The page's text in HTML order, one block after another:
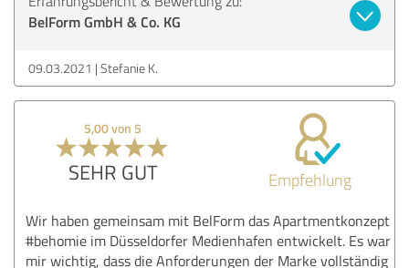
BelForm GmbH & Co. KG
09.03.2021 Stefanie K.
5,00 von 5
SEHR GUT Empfehlung
Wir haben gemeinsam mit BelForm das Apartmentkonzept
#behomie im Düsseldorfer Medienhafen entwickelt. Es war
mir wichtig, dass die Anforderungen der Marke vollständig